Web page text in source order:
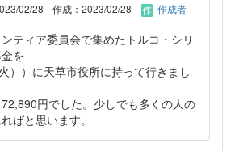
02/28 作成：2023/02/28
作成者
ティア委員会で集めたトルコ・シリ
を
））に天草市役所に持って行きまし
円でした。少しでも多くの人の
ばと思います。